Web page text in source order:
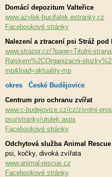
Domácí depozitum Valteřice
www.azylek-bucifalek.estranky.cz
Facebookové stránky
Nalezení a ztracení psi Stráž pod
www.strazpr.cz/?page=Titulni-
Ralskem%2COrganizacni-
mp&load=aktuality-mp
okres České Budějovice
Centrum pro ochranu zvířat
www.c-budejovice.cz/cz/zivotni-
psu/stranky/utulek.aspx
Facebookové stránky
Odchytová služba Animal
psi, kočky, divoká zvířata
www.animal-rescue.cz
Facebookové stránky